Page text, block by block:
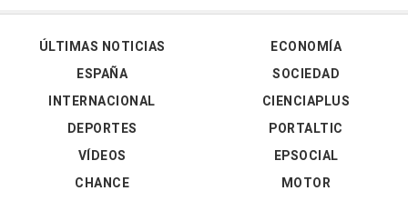
ÚLTIMAS NOTICIAS
ESPAÑA
INTERNACIONAL
DEPORTES
VÍDEOS
ECONOMÍA
SOCIEDAD
CIENCIAPLUS
PORTALTIC
EPSOCIAL
CHANCE
MOTOR